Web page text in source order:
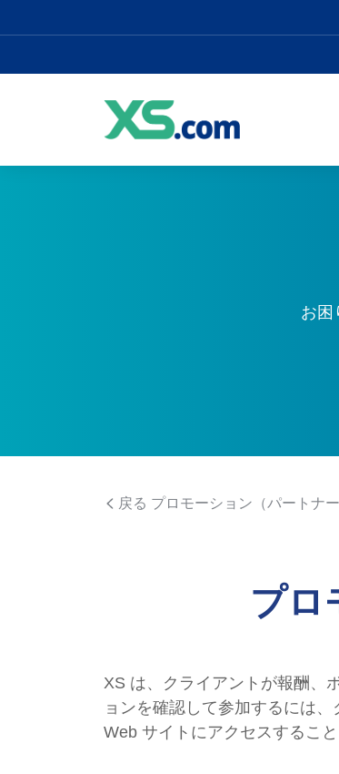
お困
戻る プロモーション（パートナ
プロ
XS は、クライアントが報酬、
ョンを確認して参加するには
Web サイトにアクセスすること